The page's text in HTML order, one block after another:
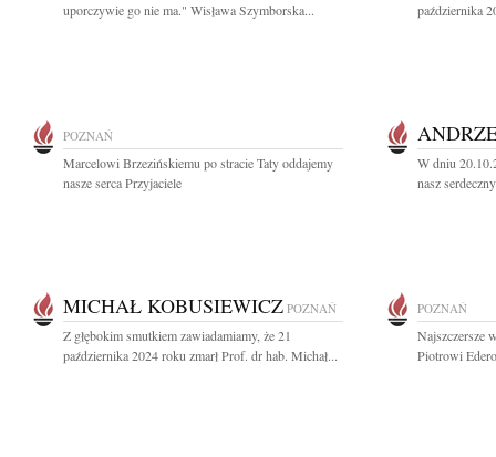
uporczywie go nie ma." Wisława Szymborska...
października
POZNAŃ
Marcelowi Brzezińskiemu po stracie Taty oddajemy
nasze serca Przyjaciele
W dniu
nasz
MICHAŁ KOBUSIEWICZ POZNAŃ
Z głębokim smutkiem zawiadamiamy, że 21
października 2024 roku zmarł Prof. dr hab. Michał...
POZNAŃ
Najszczersze
Piotrowi